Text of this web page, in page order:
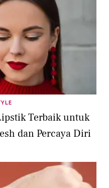
Terbaik untuk
dan Percaya Diri